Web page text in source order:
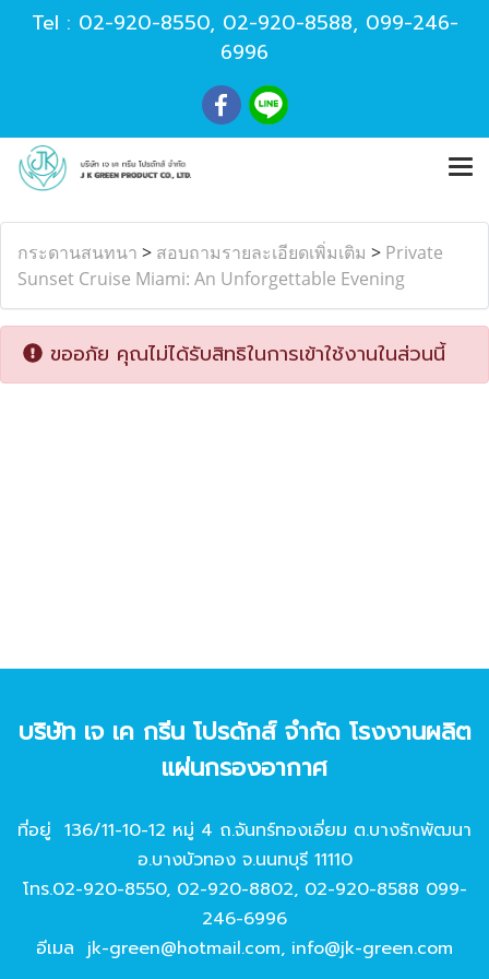
Tel : 02-920-8550, 02-920-8588, 099-246-
6996
กระดานสนทนา > สอบถามรายละเอียดเพิ่มเติม > Private
Sunset Cruise Miami: An Unforgettable Evening
ขออภัย คุณไม่ได้รับสิทธิในการเข้าใช้งานในส่วนนี้
บริษัท เจ เค กรีน โปรดักส์ จํากัด โรงงานผลิต
แผ่นกรองอากาศ
ที่อยู่ 136/11-10-12 หมู่ 4 ถ.จันทร์ทองเอี่ยม ต.บางรักพัฒนา
อ.บางบัวทอง จ.นนทบุรี 11110
โทร.02-920-8550, 02-920-8802, 02-920-8588 099-
246-6996
อีเมล jk-green@hotmail.com, info@jk-green.com